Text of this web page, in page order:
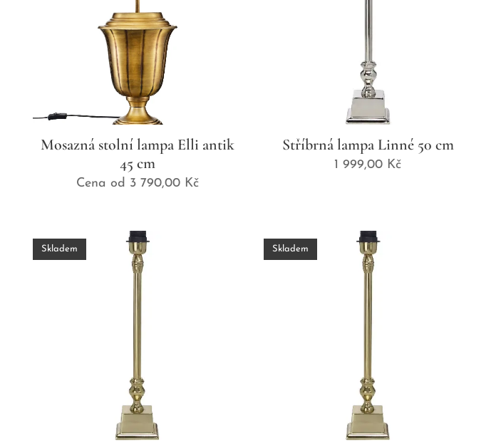
Mosazná stolní lampa Elli antik
45 cm
Cena od 3 790,00Kč
Stříbrná lampa Linné 50 cm
1 999,00 Kč
Skladem Skladem